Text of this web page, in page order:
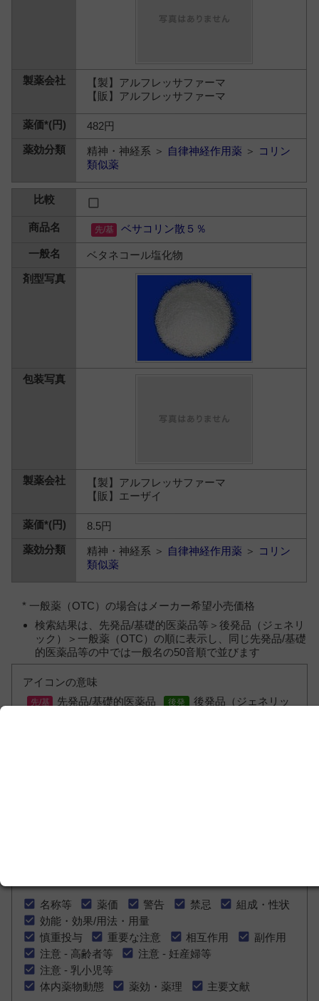
【製】アルフレッサファーマ
【販】アルフレッサファーマ
482円
精神・神経系 ＞ 自律神経作用薬 ＞ コリン
類似薬
ベサコリン散５％
ベタネコール塩化物
【製】アルフレッサファーマ
【販】エーザイ
8.5円
精神・神経系 ＞ 自律神経作用薬 ＞ コリン
類似薬
* 一般薬（OTC）の場合はメーカー希望小売価格
検索結果は、先発品/基礎的医薬品等＞後発品（ジェネリ
ック）＞一般薬（OTC）の順に表示し、同じ先発品/基礎
的医薬品等の中では一般名の50音順で並びます
アイコンの意味
先発品/基礎的医薬品
後発品（ジェネリッ
名称等 薬価 警告 禁忌
組成・性状
効能・効果/用法・用量
慎重投与
重要な注意 相互作用
副作用
注意 - 高齢者等
注意 - 妊産婦等
注意 - 乳小児等
体内薬物動態
薬効・薬理 主要文献